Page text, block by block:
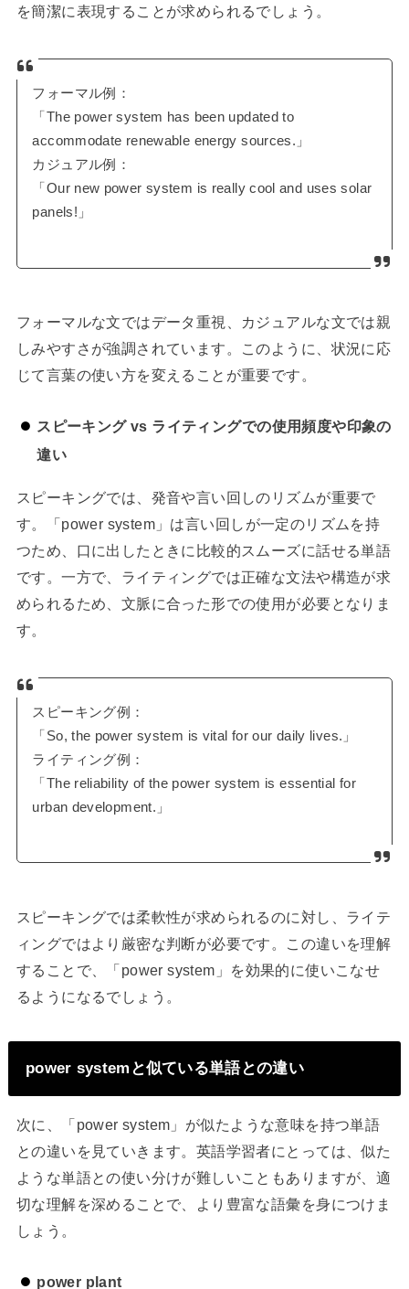
を簡潔に表現することが求められるでしょう。
フォーマル例：
「The power system has been updated to
accommodate renewable energy sources.」
カジュアル例：
「Our new power system is really cool and uses solar
panels!」
フォーマルな文ではデータ重視、カジュアルな文では親
しみやすさが強調されています。このように、状況に応
じて言葉の使い方を変えることが重要です。
スピーキング vs ライティングでの使用頻度や印象の
違い
スピーキングでは、発音や言い回しのリズムが重要で
す。「power system」は言い回しが一定のリズムを持
つため、口に出したときに比較的スムーズに話せる単語
です。一方で、ライティングでは正確な文法や構造が求
められるため、文脈に合った形での使用が必要となりま
す。
スピーキング例：
「So, the power system is vital for our daily lives.」
ライティング例：
「The reliability of the power system is essential for
urban development.」
スピーキングでは柔軟性が求められるのに対し、ライテ
ィングではより厳密な判断が必要です。この違いを理解
することで、「power system」を効果的に使いこなせ
るようになるでしょう。
power systemと似ている単語との違い
次に、「power system」が似たような意味を持つ単語
との違いを見ていきます。英語学習者にとっては、似た
ような単語との使い分けが難しいこともありますが、適
切な理解を深めることで、より豊富な語彙を身につけま
しょう。
power plant